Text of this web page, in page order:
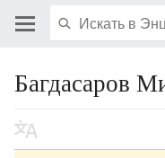
Багдасаров